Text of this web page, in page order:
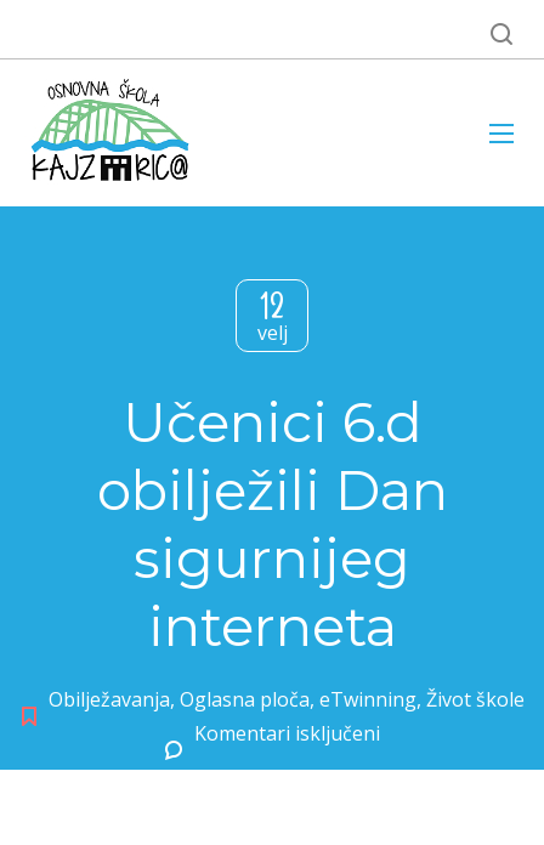
12
velj
Učenici 6.d
obilježili Dan
sigurnijeg
interneta
Obilježavanja, Oglasna ploča, eTwinning, Život škole
Komentari isključeni